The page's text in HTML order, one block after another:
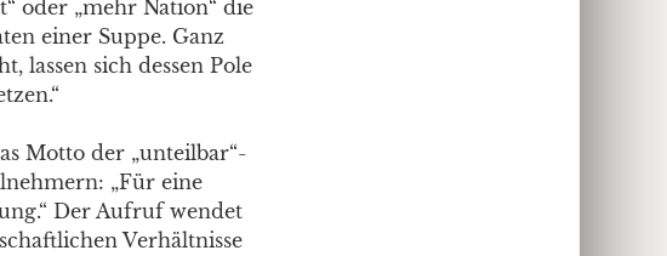
oder „mehr Nation“ die
einer Suppe. Ganz
lassen sich dessen Pole
Motto der „unteilbar“-
„Für eine
Der Aufruf wendet
Verhältnisse